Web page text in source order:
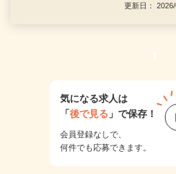
更新日：
1
気になる求人は
「後で見る 」で保存！
会員登録なしで、
何件でも応募できます。